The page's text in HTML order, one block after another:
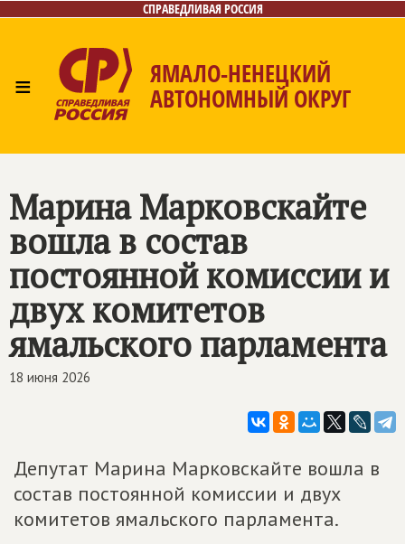
СПРАВЕДЛИВАЯ РОССИЯ
≡ ЯМАЛО-НЕНЕЦКИЙ
АВТОНОМНЫЙ ОКРУГ
Контакты
Марина Марковскайте
вошла в состав
постоянной комиссии и
двух комитетов
ямальского парламента
18 июня 2026
Депутат Марина Марковскайте вошла в
состав постоянной комиссии и двух
комитетов ямальского парламента.